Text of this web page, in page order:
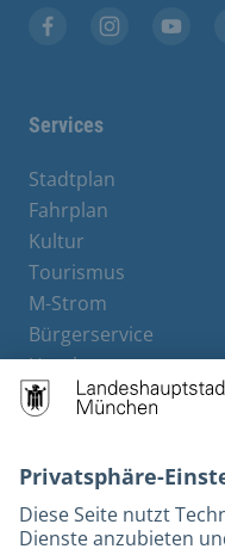
Services
Stadtplan
Fahrplan
Kultur
Tourismus
M-Strom
Bürgerservice
Hotels
Barrierefreiheit
Leichte Sprache